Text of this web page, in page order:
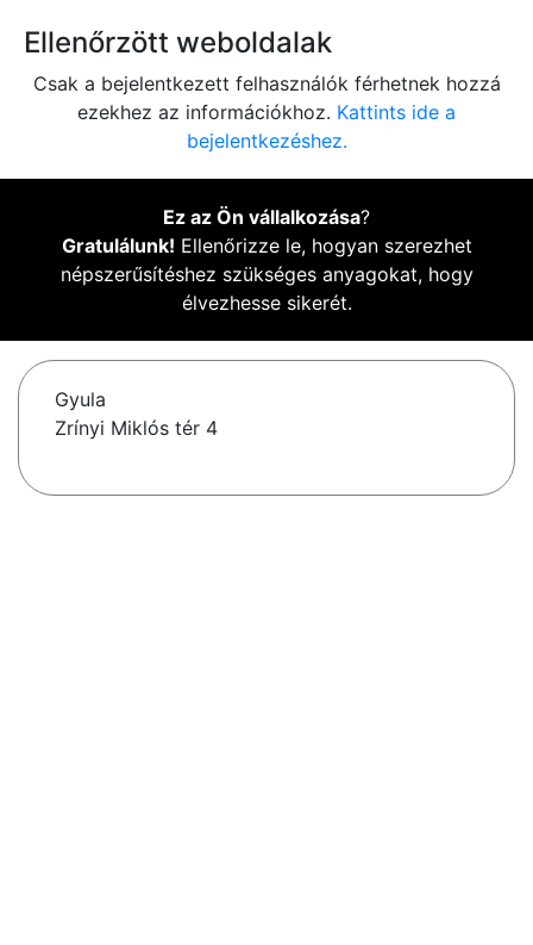
Ellenőrzött weboldalak
Csak a bejelentkezett felhasználók férhetnek hozzá
ezekhez az információkhoz. Kattints ide a
bejelentkezéshez.
Ez az Ön vállalkozása?
Gratulálunk! Ellenőrizze le, hogyan szerezhet
népszerűsítéshez szükséges anyagokat, hogy
élvezhesse sikerét.
Gyula
Zrínyi Miklós tér 4